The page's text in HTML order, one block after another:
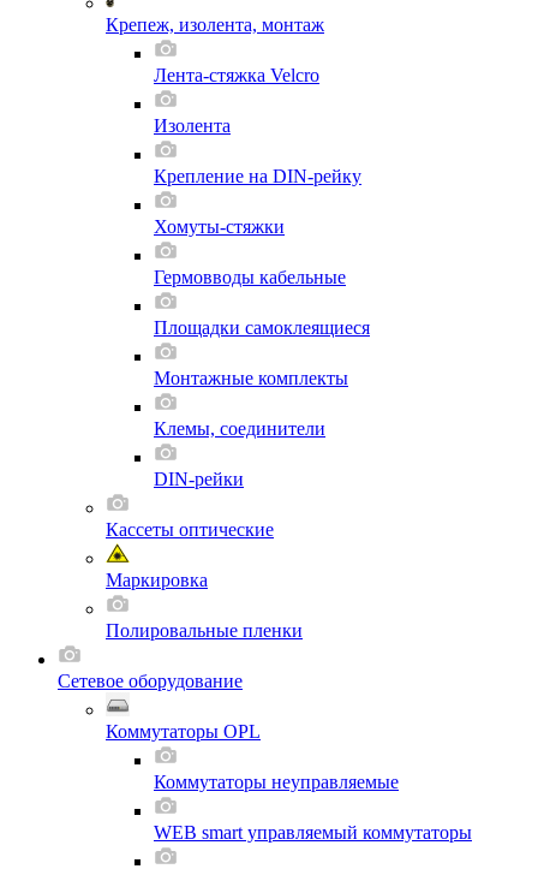
Крепеж, изолента, монтаж
Лента-стяжка Velcro
Изолента
Крепление на DIN-рейку
Хомуты-стяжки
Гермовводы кабельные
Площадки самоклеящиеся
Монтажные комплекты
Клемы, соединители
DIN-рейки
Кассеты оптические
Маркировка
Полировальные пленки
Сетевое оборудование
Коммутаторы OPL
Коммутаторы неуправляемые
WEB smart управляемый коммутаторы